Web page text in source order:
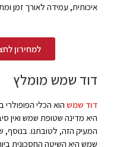
איכותית, עמידה לאורך זמן
למחירון
דוד שמש מומלץ
דוד שמש הוא הכלי
היא מדינה שטופת שמש ואין
המעיק הזה, לטובתנו. בנוסף,
שמש היא השיטה החסכונית